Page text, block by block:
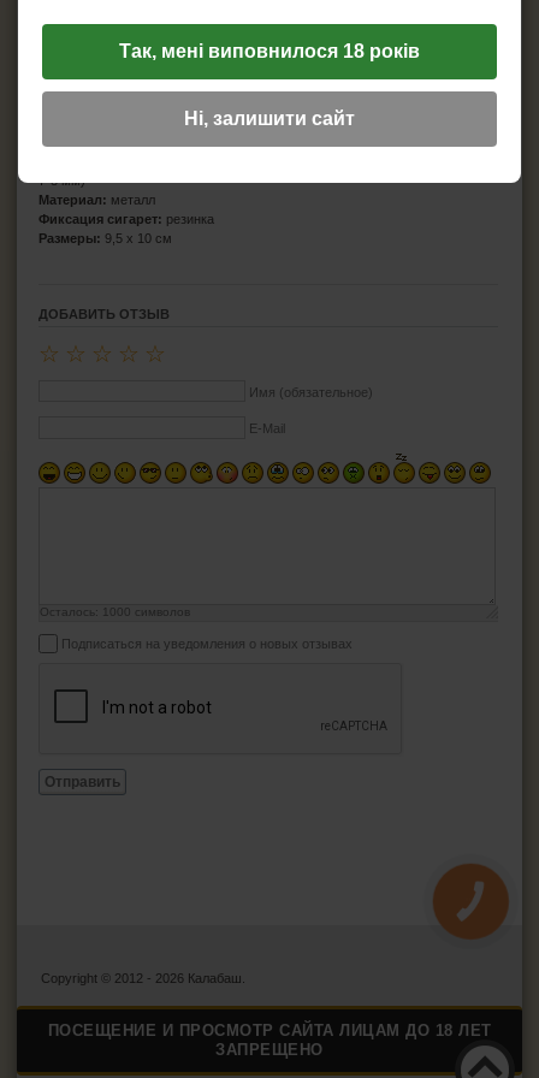
Германия
Страна производитель:
7-8 мм)
Материал: металл
Фиксация сигарет: резинка
Размеры: 9,5 х 10 см
ДОБАВИТЬ ОТЗЫВ
☆
☆
☆
☆
☆
Имя (обязательное)
E-Mail
Осталось: 1000 символов
Подписаться на уведомления о новых отзывах
Отправить
Copyright © 2012 - 2026 Калабаш.
ПОСЕЩЕНИЕ И ПРОСМОТР САЙТА ЛИЦАМ ДО 18 ЛЕТ
ЗАПРЕЩЕНО
Так, мені виповнилося 18 років
Ні, залишити сайт
КНОПКА
ЗВ'ЯЗКУ